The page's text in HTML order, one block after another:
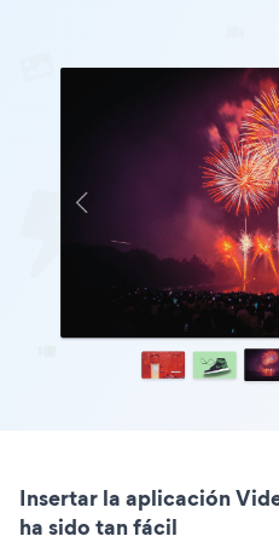
Insertar la aplicación
ha sido tan fácil